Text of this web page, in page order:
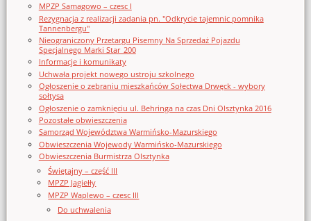
MPZP Samagowo – czesc I
Rezygnacja z realizacji zadania pn. "Odkrycie tajemnic pomnika
Tannenbergu"
Nieograniczony Przetargu Pisemny Na Sprzedaż Pojazdu
Specjalnego Marki Star_200
Informacje i komunikaty
Uchwała projekt nowego ustroju szkolnego
Ogłoszenie o zebraniu mieszkańców Sołectwa Drwęck - wybory
sołtysa
Ogłoszenie o zamknięciu ul. Behringa na czas Dni Olsztynka 2016
Pozostałe obwieszczenia
Samorząd Województwa Warmińsko-Mazurskiego
Obwieszczenia Wojewody Warmińsko-Mazurskiego
Obwieszczenia Burmistrza Olsztynka
Świętajny – część III
MPZP Jagiełły
MPZP Waplewo – czesc III
Do uchwalenia